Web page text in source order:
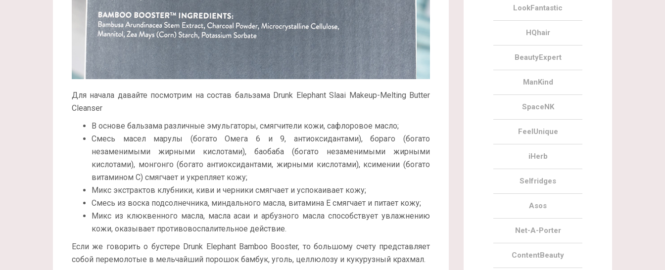
Для начала давайте посмотрим на состав бальзама Drunk Elephant Slaai Makeup-Melting Butter
Cleanser
В основе бальзама различные эмульгаторы, смягчители кожи, сафлоровое масло;
Смесь масел марулы (богато Омега 6 и 9, антиоксидантами), бораго (богато
незаменимыми жирными кислотами), баобаба (богато незаменимыми жирными
кислотами), монгонго (богато антиоксидантами, жирными кислотами), ксимении (богато
витамином С) смягчает и укрепляет кожу;
Микс экстрактов клубники, киви и черники смягчает и успокаивает кожу;
Смесь из воска подсолнечника, миндального масла, витамина Е смягчает и питает кожу;
Микс из клюквенного масла, масла асаи и арбузного масла способствует увлажнению
кожи, оказывает противовоспалительное действие.
Если же говорить о бустере Drunk Elephant Bamboo Booster, то большому счету представляет
собой перемолотые в мельчайший порошок бамбук, уголь, целлюлозу и кукурузный крахмал.
LookFantastic
HQhair
BeautyExpert
ManKind
SpaceNK
FeelUnique
iHerb
Selfridges
Asos
Net-A-Porter
ContentBeauty